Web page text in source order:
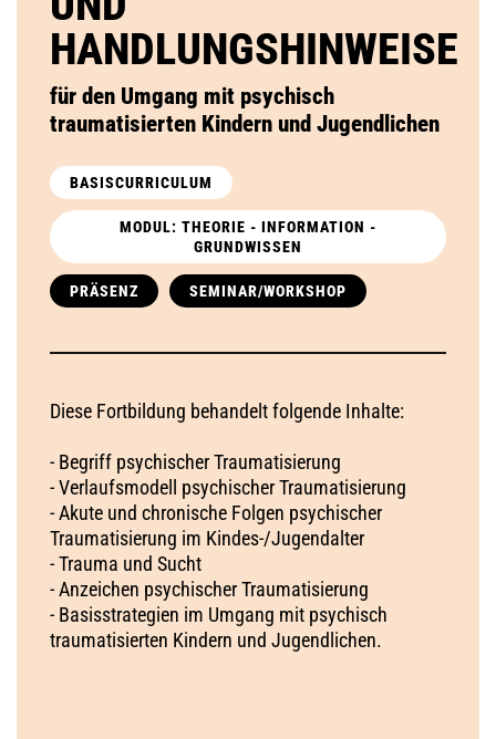
HANDLUNGSHINWEISE
für den Umgang mit psychisch
traumatisierten Kindern und Jugendlichen
BASISCURRICULUM
MODUL: THEORIE - INFORMATION -
GRUNDWISSEN
PRÄSENZ SEMINAR/WORKSHOP
Diese Fortbildung behandelt folgende Inhalte:
- Begriff psychischer Traumatisierung
- Verlaufsmodell psychischer Traumatisierung
- Akute und chronische Folgen psychischer
Traumatisierung im Kindes-/Jugendalter
- Trauma und Sucht
- Anzeichen psychischer Traumatisierung
- Basisstrategien im Umgang mit psychisch
traumatisierten Kindern und Jugendlichen.